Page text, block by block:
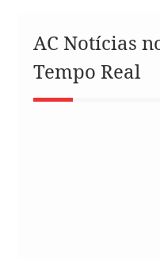
AC Notícias
Tempo Real